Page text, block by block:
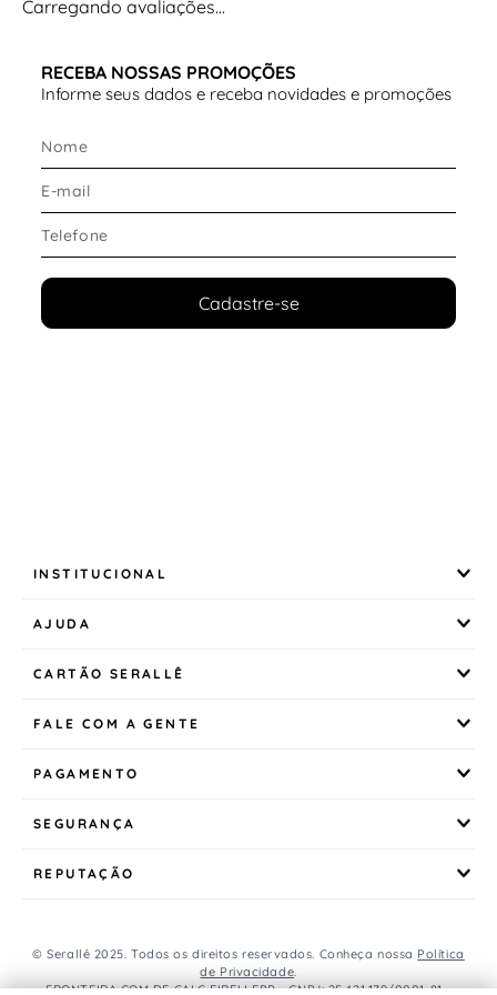
suporte confiável e performance contínua em qualquer
Carregando avaliações…
RECEBA NOSSAS PROMOÇÕES
Informe seus dados e receba novidades e promoções
Cadastre-se
INSTITUCIONAL
AJUDA
CARTÃO SERALLÊ
FALE COM A GENTE
PAGAMENTO
SEGURANÇA
REPUTAÇÃO
© Serallê 2025. Todos os direitos reservados. Conheça nossa Política
de Privacidade.
FRONTEIRA COM DE CALC EIRELI EPP - CNPJ: 25.421.179/0001-81 -